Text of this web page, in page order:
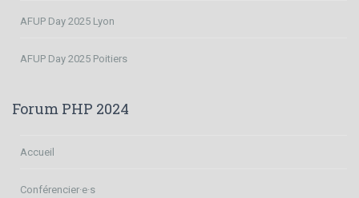
AFUP Day 2025 Lyon
AFUP Day 2025 Poitiers
Forum PHP 2024
Accueil
Conférencier·e·s